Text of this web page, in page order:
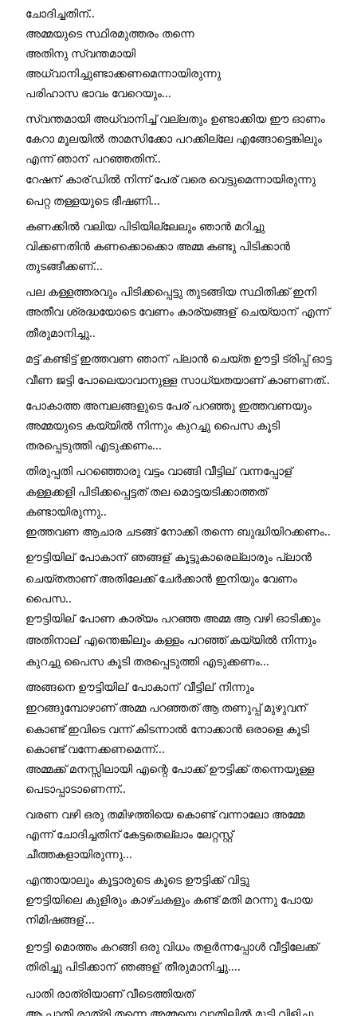
ചോദിച്ചതിന്..
അമ്മയുടെ സ്ഥിരമുത്തരം തന്നെ
അതിനു സ്വന്തമായി
അധ്വാനിച്ചുണ്ടാക്കണമെന്നായിരുന്നു
പരിഹാസ ഭാവം വേറെയും...
സ്വന്തമായി അധ്വാനിച്ച് വല്ലതും ഉണ്ടാക്കിയ ഈ ഓണം
കേറാ മൂലയിൽ താമസിക്കോ പറക്കില്ലേ എങ്ങോട്ടെങ്കിലും
എന്ന് ഞാന് പറഞ്ഞതിന്..
റേഷന് കാര്ഡിൽ നിന്ന് പേര് വരെ വെട്ടുമെന്നായിരുന്നു
പെറ്റ തള്ളയുടെ ഭീഷണി...
കണക്കിൽ വലിയ പിടിയില്ലേലും ഞാൻ മറിച്ചു
വിക്കണതിൻ കണക്കൊക്കൊ അമ്മ കണ്ടു പിടിക്കാൻ
തുടങ്ങീക്കണ്...
പല കള്ളത്തരവും പിടിക്കപ്പെട്ടു തുടങ്ങിയ സ്ഥിതിക്ക് ഇനി
അതീവ ശ്രദ്ധയോടെ വേണം കാര്യങ്ങള് ചെയ്യാന് എന്ന്
തീരുമാനിച്ചു..
മട്ട് കണ്ടിട്ട് ഇത്തവണ ഞാന് പ്ലാൻ ചെയ്ത ഊട്ടി ട്രിപ്പ് ഓട്ട
പോകാത്ത അമ്പലങ്ങളുടെ പേര് പറഞ്ഞു ഇത്തവണയും
അമ്മയുടെ കയ്യിൽ നിന്നും കുറച്ചു പൈസ കൂടി
തരപ്പെടുത്തി എടുക്കണം...
തിരുപ്പതി പറഞ്ഞൊരു വട്ടം വാങ്ങി വീട്ടില് വന്നപ്പോള്
കള്ളക്കളി പിടിക്കപ്പെട്ടത് തല മൊട്ടയടിക്കാത്തത്
കണ്ടായിരുന്നു..
ഊട്ടിയില് പോകാന് ഞങ്ങള് കൂട്ടുകാരെല്ലാരും പ്ലാൻ
ചെയ്തതാണ് അതിലേക്ക് ചേർക്കാൻ ഇനിയും വേണം
പൈസ..
ഊട്ടിയില് പോണ കാര്യം പറഞ്ഞ അമ്മ ആ വഴി ഓടിക്കും
അതിനാല് എന്തെങ്കിലും കള്ളം പറഞ്ഞ് കയ്യിൽ നിന്നും
കുറച്ചു പൈസ കൂടി തരപ്പെടുത്തി എടുക്കണം...
അങ്ങനെ ഊട്ടിയില് പോകാന് വീട്ടില് നിന്നും
ഇറങ്ങുമ്പോഴാണ് അമ്മ പറഞ്ഞത് ആ തണുപ്പ് മുഴുവന്
കൊണ്ട് ഇവിടെ വന്ന് കിടന്നാൽ നോക്കാൻ ഒരാളെ കൂടി
കൊണ്ട് വന്നേക്കണമെന്ന്...
അമ്മക്ക് മനസ്സിലായി എന്റെ പോക്ക് ഊട്ടിക്ക് തന്നെയുള്ള
പെടാപ്പാടാണെന്ന്..
വരണ വഴി ഒരു തമിഴത്തിയെ കൊണ്ട് വന്നാലോ അമ്മേ
എന്ന് ചോദിച്ചതിന് കേട്ടതെല്ലാം ലേറ്റസ്റ്റ്
ചീത്തകളായിരുന്നു...
എന്തായാലും കൂട്ടാരുടെ കൂടെ ഊട്ടിക്ക് വിട്ടു
ഊട്ടിയിലെ കുളിരും കാഴ്ചകളും കണ്ട് മതി മറന്നു പോയ
നിമിഷങ്ങള്...
ഊട്ടി മൊത്തം കറങ്ങി ഒരു വിധം തളർന്നപ്പോൾ വീട്ടിലേക്ക്
തിരിച്ചു പിടിക്കാന് ഞങ്ങള് തീരുമാനിച്ചു....
പാതി രാത്രിയാണ് വീടെത്തിയത്
ആ പാതി രാത്രി തന്നെ അമ്മയെ വാതിലിൽ മുട്ടി വിളിച്ചു...